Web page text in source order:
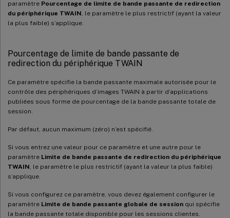
paramètre Pourcentage de limite de bande passante de redirection
du périphérique TWAIN , le paramètre le plus restrictif (ayant la valeur
la plus faible) s’applique.
Pourcentage de limite de bande passante de
redirection du périphérique TWAIN
Ce paramètre spécifie la bande passante maximale autorisée pour le
contrôle des périphériques d’images TWAIN à partir d’applications
publiées sous forme de pourcentage de la bande passante totale de
session.
Par défaut, aucun maximum (zéro) n’est spécifié.
Si vous entrez une valeur pour ce paramètre et une autre pour le
paramètre Limite de bande passante de redirection du périphérique
TWAIN , le paramètre le plus restrictif (ayant la valeur la plus faible)
s’applique.
Si vous configurez ce paramètre, vous devez également configurer le
paramètre Limite de bande passante globale de session qui spécifie
la bande passante totale disponible pour les sessions clientes.